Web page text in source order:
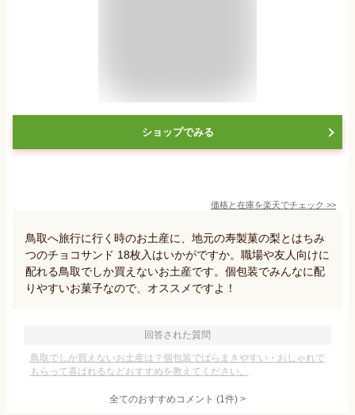
ショップでみる
価格と在庫を楽天でチェック >>
鳥取へ旅行に行く時のお土産に、地元の寿製菓の梨とはちみ
つのチョコサンド 18枚入はいかがですか。職場や友人向けに
配れる鳥取でしか買えないお土産です。個包装でみんなに配
りやすいお菓子なので、オススメですよ！
回答された質問
鳥取でしか買えないお土産は？個包装でばらまきやすい・おしゃれで
もらって喜ばれるなどおすすめを教えてください。
全てのおすすめコメント (1件) >